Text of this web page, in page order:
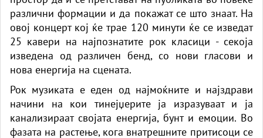
различни формации и да покажат се што знаат. На
овој концерт кој ќе трае 120 минути ќе се изведат
25 кавери на најпознатите рок класици - секоја
изведена од различен бенд, со нови гласови и
нова енергија на сцената.
Рок музиката е еден од најмоќните и најздрави
начини на кои тинејџерите ја изразуваат и ја
канализираат својата енергија, бунт и емоции. Во
фазата на растење, кога внатрешните притисоци се